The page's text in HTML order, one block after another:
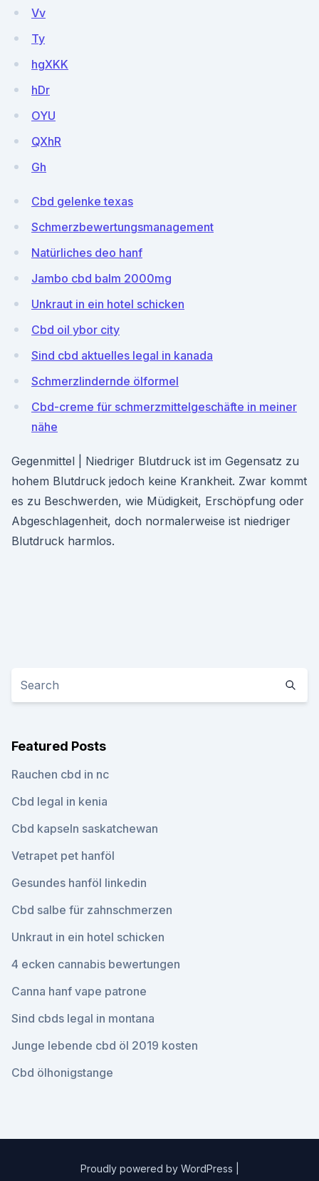
Vv
Ty
hgXKK
hDr
OYU
QXhR
Gh
Cbd gelenke texas
Schmerzbewertungsmanagement
Natürliches deo hanf
Jambo cbd balm 2000mg
Unkraut in ein hotel schicken
Cbd oil ybor city
Sind cbd aktuelles legal in kanada
Schmerzlindernde ölformel
Cbd-creme für schmerzmittelgeschäfte in meiner
nähe
Gegenmittel | Niedriger Blutdruck ist im Gegensatz zu
hohem Blutdruck jedoch keine Krankheit. Zwar kommt
es zu Beschwerden, wie Müdigkeit, Erschöpfung oder
Abgeschlagenheit, doch normalerweise ist niedriger
Blutdruck harmlos.
Featured Posts
Rauchen cbd in nc
Cbd legal in kenia
Cbd kapseln saskatchewan
Vetrapet pet hanföl
Gesundes hanföl linkedin
Cbd salbe für zahnschmerzen
Unkraut in ein hotel schicken
4 ecken cannabis bewertungen
Canna hanf vape patrone
Sind cbds legal in montana
Junge lebende cbd öl 2019 kosten
Cbd ölhonigstange
Proudly powered by WordPress